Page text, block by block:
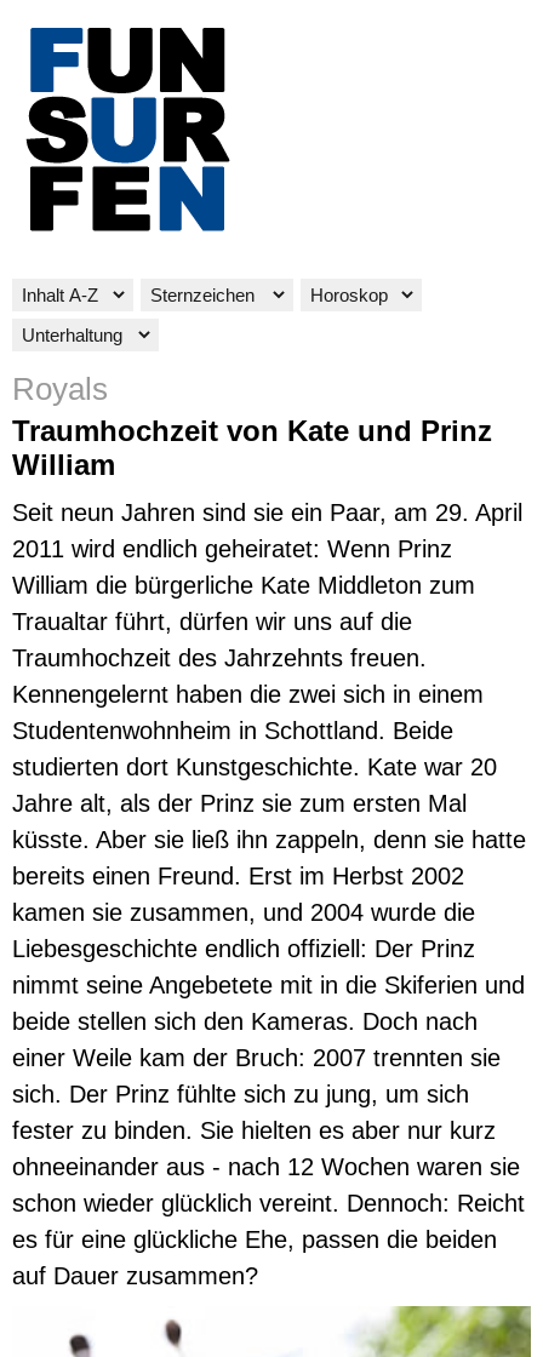
Royals
Traumhochzeit von Kate und Prinz
William
Seit neun Jahren sind sie ein Paar, am 29. April
2011 wird endlich geheiratet: Wenn Prinz
William die bürgerliche Kate Middleton zum
Traualtar führt, dürfen wir uns auf die
Traumhochzeit des Jahrzehnts freuen.
Kennengelernt haben die zwei sich in einem
Studentenwohnheim in Schottland. Beide
studierten dort Kunstgeschichte. Kate war 20
Jahre alt, als der Prinz sie zum ersten Mal
küsste. Aber sie ließ ihn zappeln, denn sie hatte
bereits einen Freund. Erst im Herbst 2002
kamen sie zusammen, und 2004 wurde die
Liebesgeschichte endlich offiziell: Der Prinz
nimmt seine Angebetete mit in die Skiferien und
beide stellen sich den Kameras. Doch nach
einer Weile kam der Bruch: 2007 trennten sie
sich. Der Prinz fühlte sich zu jung, um sich
fester zu binden. Sie hielten es aber nur kurz
ohneeinander aus - nach 12 Wochen waren sie
schon wieder glücklich vereint. Dennoch: Reicht
es für eine glückliche Ehe, passen die beiden
auf Dauer zusammen?